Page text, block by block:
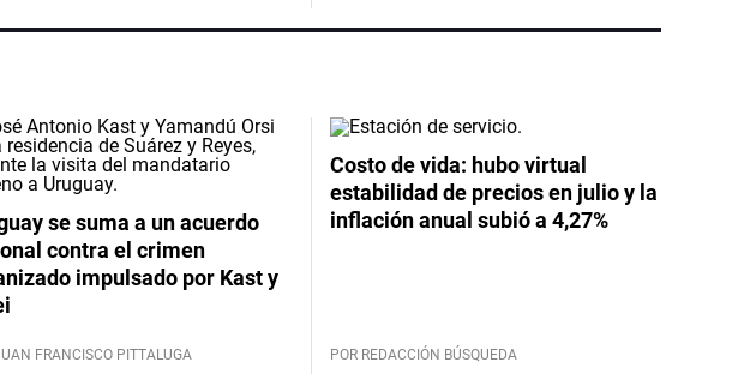
se suma a un acuerdo
contra el crimen
impulsado por Kast y
FRANCISCO PITTALUGA
Costo de vida: hubo virtual
estabilidad de precios en julio y la
inflación anual subió a 4,27%
POR REDACCIÓN BÚSQUEDA